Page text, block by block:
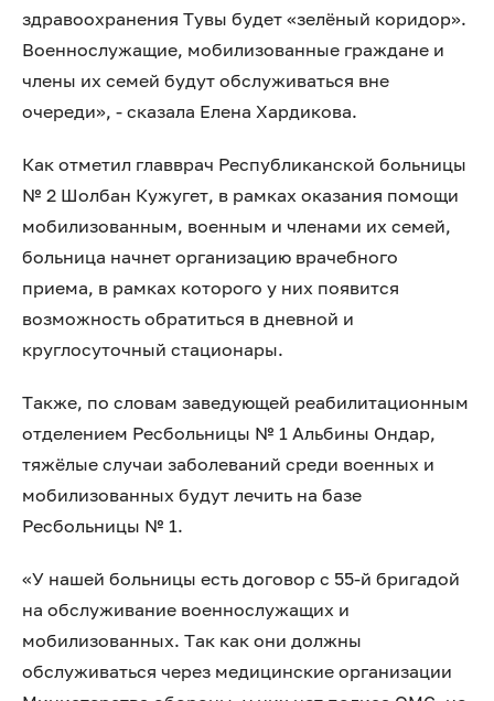
здравоохранения Тувы будет «зелёный коридор».
Военнослужащие, мобилизованные граждане и
члены их семей будут обслуживаться вне
очереди», - сказала Елена Хардикова.
Как отметил главврач Республиканской больницы
№ 2 Шолбан Кужугет, в рамках оказания помощи
мобилизованным, военным и членами их семей,
больница начнет организацию врачебного
приема, в рамках которого у них появится
возможность обратиться в дневной и
круглосуточный стационары.
Также, по словам заведующей реабилитационным
отделением Ресбольницы № 1 Альбины Ондар,
тяжёлые случаи заболеваний среди военных и
мобилизованных будут лечить на базе
Ресбольницы № 1.
«У нашей больницы есть договор с 55-й бригадой
на обслуживание военнослужащих и
мобилизованных. Так как они должны
обслуживаться через медицинские организации